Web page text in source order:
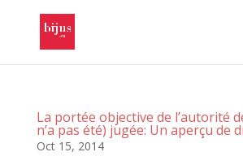
La portée objective de l’autorité
n’a pas été) jugée: Un aperçu de
Oct 15, 2014